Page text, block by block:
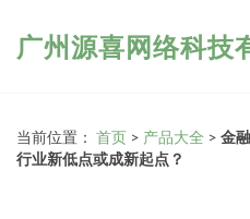
广州源喜网络科技
当前位置： 首页 > 产品大全 > 金
行业新低点或成新起点？